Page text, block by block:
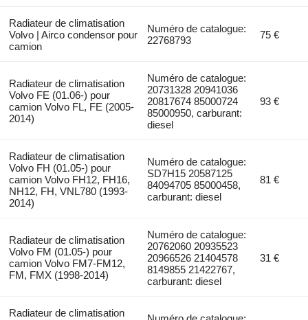
Radiateur de climatisation
Volvo | Airco condensor pour
camion
Numéro de catalogue:
22768793
75 €
Radiateur de climatisation
Volvo FE (01.06-) pour
camion Volvo FL, FE (2005-
2014)
Numéro de catalogue:
20731328 20941036
20817674 85000724
85000950, carburant:
diesel
93 €
Radiateur de climatisation
Volvo FH (01.05-) pour
camion Volvo FH12, FH16,
NH12, FH, VNL780 (1993-
2014)
Numéro de catalogue:
SD7H15 20587125
84094705 85000458,
carburant: diesel
81 €
Radiateur de climatisation
Volvo FM (01.05-) pour
camion Volvo FM7-FM12,
FM, FMX (1998-2014)
Numéro de catalogue:
20762060 20935523
20966526 21404578
8149855 21422767,
carburant: diesel
31 €
Radiateur de climatisation